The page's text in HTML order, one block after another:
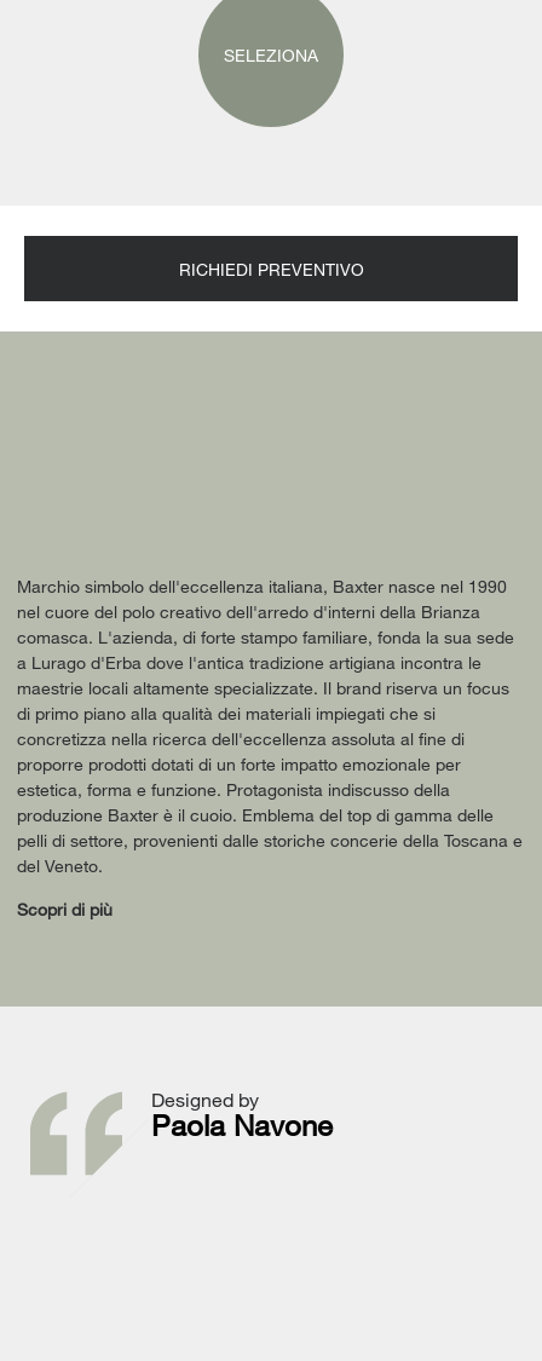
SELEZIONA
RICHIEDI PREVENTIVO
Marchio simbolo dell'eccellenza italiana, Baxter nasce nel 1990
nel cuore del polo creativo dell'arredo d'interni della Brianza
comasca. L'azienda, di forte stampo familiare, fonda la sua sede
a Lurago d'Erba dove l'antica tradizione artigiana incontra le
maestrie locali altamente specializzate. Il brand riserva un focus
di primo piano alla qualità dei materiali impiegati che si
concretizza nella ricerca dell'eccellenza assoluta al fine di
proporre prodotti dotati di un forte impatto emozionale per
estetica, forma e funzione. Protagonista indiscusso della
produzione Baxter è il cuoio. Emblema del top di gamma delle
pelli di settore, provenienti dalle storiche concerie della Toscana e
del Veneto.
Scopri di più
Designed by
Paola Navone